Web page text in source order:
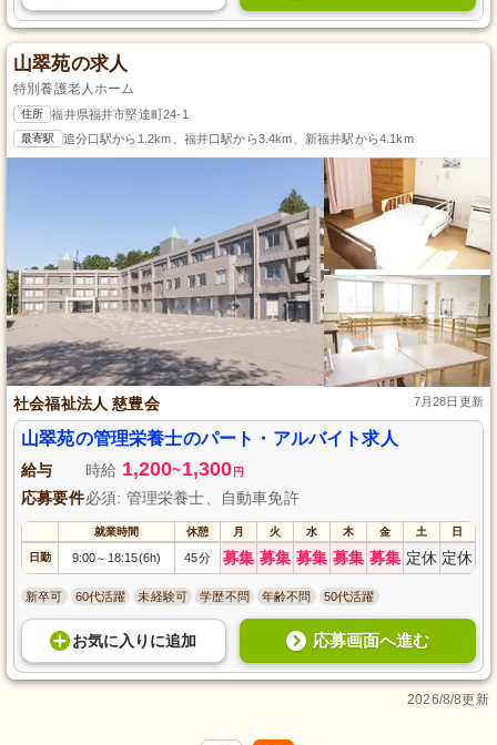
山翠苑の求人
特別養護老人ホーム
住所 福井県福井市堅達町24-1
最寄駅 追分口駅から1.2km、福井口駅から3.4km、新福井駅から4.1km
社会福祉法人 慈豊会 7月28日更新
山翠苑の管理栄養士のパート・アルバイト求人
給与 時給 1,200~1,300 円
応募要件必須: 管理栄養士、自動車免許
就業時間 休憩 月 火 水 木 金 土 日
日勤 9:00～ 18:15(6h) 45分 募集 募集 募集 募集 募集 定休 定休
新卒可 60代活躍 未経験可 学歴不問 年齢不問 50代活躍
お気に入り に追加 応募画面へ進む
2026/8/8更新